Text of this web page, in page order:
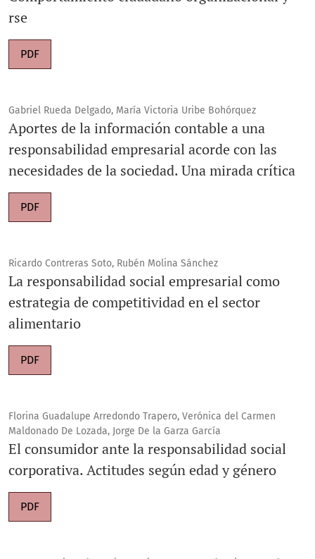
rse
PDF
Gabriel Rueda Delgado, María Victoria Uribe Bohórquez
Aportes de la información contable a una
responsabilidad empresarial acorde con las
necesidades de la sociedad. Una mirada crítica
PDF
Ricardo Contreras Soto, Rubén Molina Sánchez
La responsabilidad social empresarial como
estrategia de competitividad en el sector
alimentario
PDF
Florina Guadalupe Arredondo Trapero, Verónica del Carmen
Maldonado De Lozada, Jorge De la Garza García
El consumidor ante la responsabilidad social
corporativa. Actitudes según edad y género
PDF